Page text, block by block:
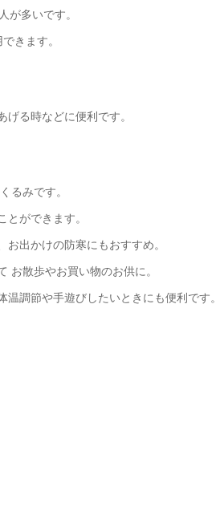
が多いです。
きます。
る時などに便利です。
るみです。
ができます。
出かけの防寒にもおすすめ。
お散歩やお買い物のお供に。
調節や手遊びしたいときにも便利です。